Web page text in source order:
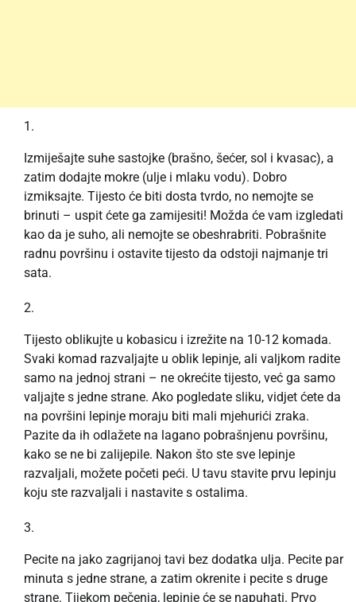
Izmiješajte suhe sastojke (brašno, šećer, sol i kvasac), a
zatim dodajte mokre (ulje i mlaku vodu). Dobro
izmiksajte. Tijesto će biti dosta tvrdo, no nemojte se
brinuti – uspit ćete ga zamijesiti! Možda će vam izgledati
kao da je suho, ali nemojte se obeshrabriti. Pobrašnite
radnu površinu i ostavite tijesto da odstoji najmanje tri
sata.
Tijesto oblikujte u kobasicu i izrežite na 10-12 komada.
Svaki komad razvaljajte u oblik lepinje, ali valjkom radite
samo na jednoj strani – ne okrećite tijesto, već ga samo
valjajte s jedne strane. Ako pogledate sliku, vidjet ćete da
na površini lepinje moraju biti mali mjehurići zraka.
Pazite da ih odlažete na lagano pobrašnjenu površinu,
kako se ne bi zalijepile. Nakon što ste sve lepinje
razvaljali, možete početi peći. U tavu stavite prvu lepinju
koju ste razvaljali i nastavite s ostalima.
Pecite na jako zagrijanoj tavi bez dodatka ulja. Pecite par
minuta s jedne strane, a zatim okrenite i pecite s druge
strane. Tijekom pečenja, lepinje će se napuhati. Prvo